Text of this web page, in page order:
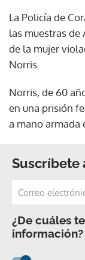
La Policía de
las muestras de
de la mujer
Norris.
Norris, de 60
en una prisión
a mano armada
Suscríbete
¿De cuáles
información?